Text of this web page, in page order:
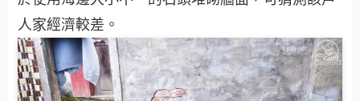
人家經濟較差。